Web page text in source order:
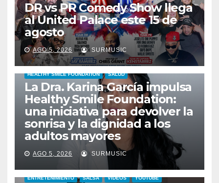
DR vs PR Comedy Show llega
al United Palace este 15 de
agosto
AGO 5, 2026 SURMUSIC
HEALTHY SMILE FOUNDATION SALUD
La Dra. Karina García impulsa
Healthy Smile Foundation:
una iniciativa para devolver la
sonrisa y la dignidad a los
adultos mayores
AGO 5, 2026 SURMUSIC
ENTRETENIMIENTO SALSA VIDEOS YOUTUBE